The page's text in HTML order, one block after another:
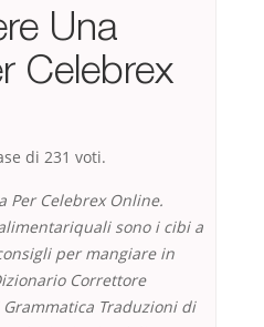
Una
Celebrex
di 231 voti.
Per Celebrex Online.
sono i cibi a
per mangiare in
Correttore
Traduzioni di